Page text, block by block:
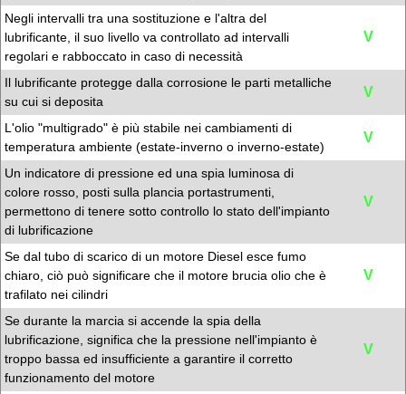
Negli intervalli tra una sostituzione e l'altra del
lubrificante, il suo livello va controllato ad intervalli
regolari e rabboccato in caso di necessità
V
Il lubrificante protegge dalla corrosione le parti metalliche
su cui si deposita
V
L'olio "multigrado" è più stabile nei cambiamenti di
temperatura ambiente (estate-inverno o inverno-estate)
V
Un indicatore di pressione ed una spia luminosa di
colore rosso, posti sulla plancia portastrumenti,
permettono di tenere sotto controllo lo stato dell'impianto
di lubrificazione
V
Se dal tubo di scarico di un motore Diesel esce fumo
chiaro, ciò può significare che il motore brucia olio che è
trafilato nei cilindri
V
Se durante la marcia si accende la spia della
lubrificazione, significa che la pressione nell'impianto è
troppo bassa ed insufficiente a garantire il corretto
funzionamento del motore
V